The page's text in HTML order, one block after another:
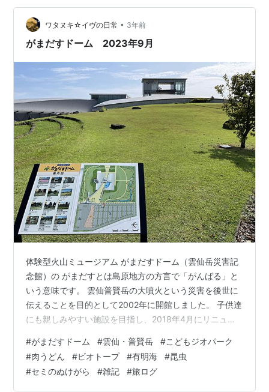
ワタヌキ☆イヴの日常 • 3年前
がまだすドーム 2023年9月
体験型火山ミュージアム がまだすドーム（雲仙岳災害記
念館）の がまだすとは島原地方の方言で「がんばる」と
いう意味です。 雲仙普賢岳の大噴火という災害を後世に
伝えることを目的として2002年に開館しました。 子供達
にも親しみやすい施設を目指し、2018年4月にリニュー
ことがあります。 今回は、こちらに↓ がまだすドーム内
のカフェで お昼ごはん。ワタヌキは、肉うどん。 展望ラ
ウンジからの風景。 反対側は、有明海が見えました。 ビ
#がまだすドーム #雲仙・普賢岳 #こどもジオパーク
#肉うどん #ビオトープ #有明海 #昆虫
#セミのぬけがら #雑記 #旅ログ